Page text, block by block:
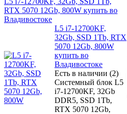
RTX 5070 12Gb, 800W купить во
Владивостоке
L5 i7-12700KF,
32Gb, SSD 1Tb, RTX
5070 12Gb, 800W
купить во
Владивостоке
Есть в наличии (2)
Системный блок L5
i7-12700KF, 32Gb
DDR5, SSD 1Tb,
RTX 5070 12Gb,